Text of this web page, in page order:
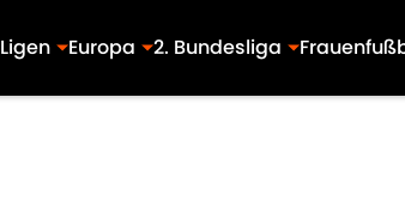
Ligen Europa 2. Bundesliga